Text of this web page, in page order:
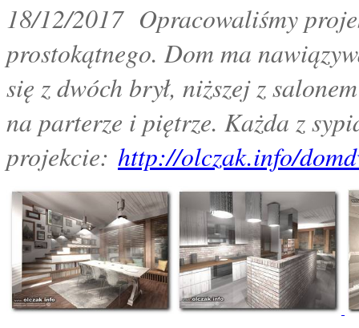
18/12/2017 Opracowaliśmy
prostokątnego. Dom ma
się z dwóch brył, niższej z
na parterze i piętrze. Każda z
projekcie: http://olczak.info/